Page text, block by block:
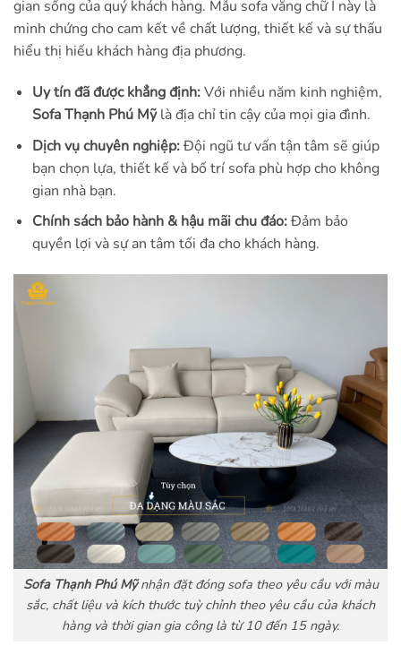
gian sống của quý khách hàng. Mẫu sofa văng chữ I này là
minh chứng cho cam kết về chất lượng, thiết kế và sự thấu
hiểu thị hiếu khách hàng địa phương.
Uy tín đã được khẳng định:Với nhiều năm kinh nghiệm,
Sofa Thạnh Phú Mỹlà địa chỉ tin cậy của mọi gia đình.
Dịch vụ chuyên nghiệp:Đội ngũ tư vấn tận tâm sẽ giúp
bạn chọn lựa, thiết kế và bố trí sofa phù hợp cho không
gian nhà bạn.
Chính sách bảo hành & hậu mãi chu đáo:Đảm bảo
quyền lợi và sự an tâm tối đa cho khách hàng.
Sofa Thạnh Phú Mỹnhận đặt đóng sofa theo yêu cầu với màu
sắc, chất liệu và kích thước tuỳ chỉnh theo yêu cầu của khách
hàng và thời gian gia công là từ 10 đến 15 ngày.